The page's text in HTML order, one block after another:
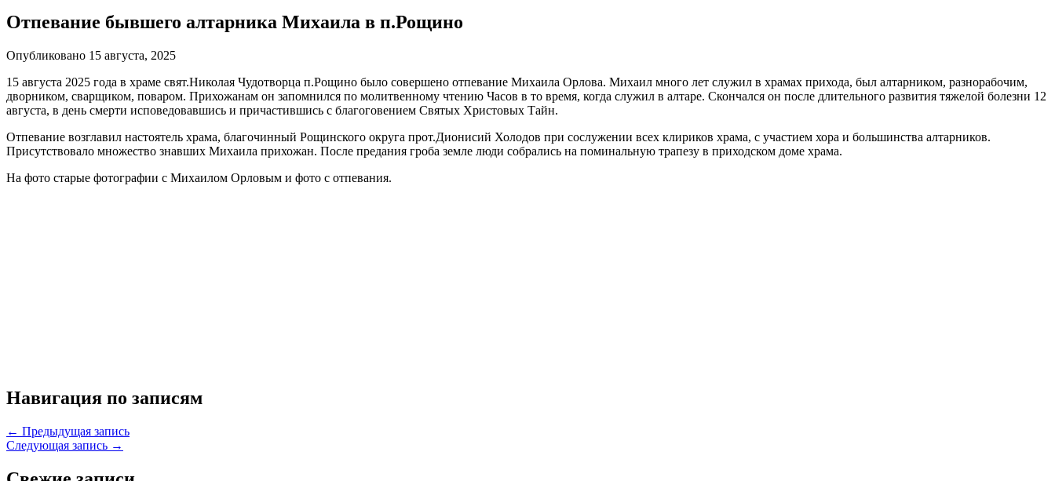
Отпевание бывшего алтарника Михаила в п.Рощино
Опубликовано 15 августа, 2025
15 августа 2025 года в храме свят.Николая Чудотворца п.Рощино было совершено отпевание Михаила Орлова. Михаил много лет служил в храмах прихода, был алтарником, разнорабочим,
дворником, сварщиком, поваром. Прихожанам он запомнился по молитвенному чтению Часов в то время, когда служил в алтаре. Скончался он после длительного развития тяжелой болезни 12
августа, в день смерти исповедовавшись и причастившись с благоговением Святых Христовых Тайн.
Отпевание возглавил настоятель храма, благочинный Рощинского округа прот.Дионисий Холодов при сослужении всех клириков храма, с участием хора и большинства алтарников.
Присутствовало множество знавших Михаила прихожан. После предания гроба земле люди собрались на поминальную трапезу в приходском доме храма.
На фото старые фотографии с Михаилом Орловым и фото с отпевания.
Навигация по записям
← Предыдущая запись
Следующая запись →